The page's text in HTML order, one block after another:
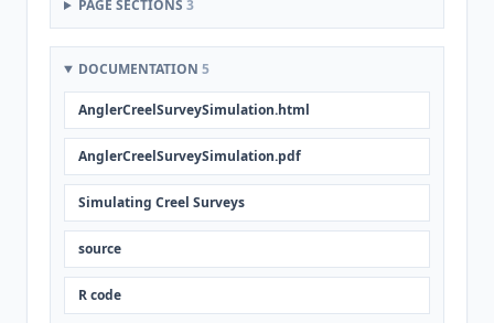
PAGE SECTIONS 3
DOCUMENTATION 5
AnglerCreelSurveySimulation.html
AnglerCreelSurveySimulation.pdf
Simulating Creel Surveys
source
R code